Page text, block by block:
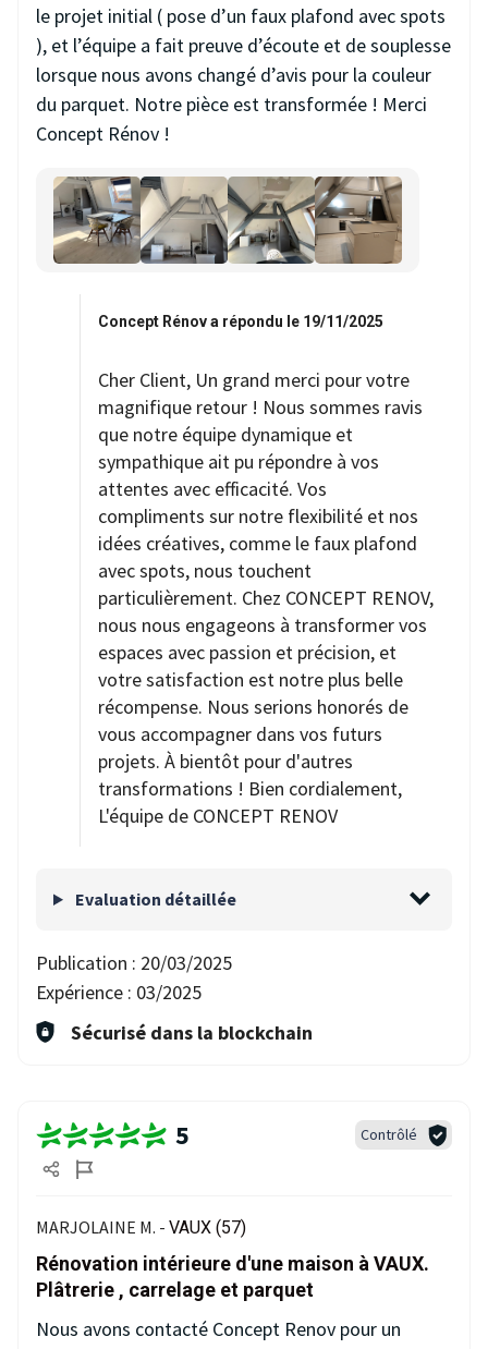
le projet initial ( pose d’un faux plafond avec spots
), et l’équipe a fait preuve d’écoute et de souplesse
lorsque nous avons changé d’avis pour la couleur
du parquet. Notre pièce est transformée ! Merci
Concept Rénov !
Concept Rénov a répondu le 19/11/2025
Cher Client, Un grand merci pour votre
magnifique retour ! Nous sommes ravis
que notre équipe dynamique et
sympathique ait pu répondre à vos
attentes avec efficacité. Vos
compliments sur notre flexibilité et nos
idées créatives, comme le faux plafond
avec spots, nous touchent
particulièrement. Chez CONCEPT RENOV,
nous nous engageons à transformer vos
espaces avec passion et précision, et
votre satisfaction est notre plus belle
récompense. Nous serions honorés de
vous accompagner dans vos futurs
projets. À bientôt pour d'autres
transformations ! Bien cordialement,
L'équipe de CONCEPT RENOV
Evaluation détaillée
Publication : 20/03/2025
Expérience : 03/2025
Sécurisé dans la blockchain
5 Contrôlé
MARJOLAINE M. - VAUX (57)
Rénovation intérieure d'une maison à VAUX.
Plâtrerie , carrelage et parquet
Nous avons contacté Concept Renov pour un